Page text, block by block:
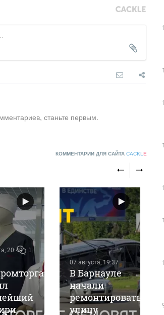
станьте первым.
КОММЕНТАРИИ ДЛЯ САЙТА CACKL E
20:49 1
07 августа, 19:37
В Барнауле
начали
ремонтировать
улицу